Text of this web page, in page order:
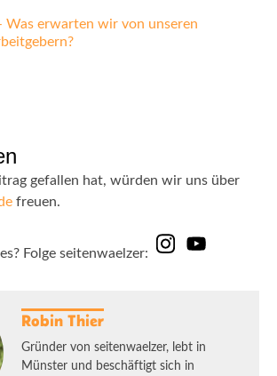
Was erwarten wir von unseren
gefallen hat, würden wir uns über
freuen.
Folge seitenwaelzer:
Robin Thier
Gründer von seitenwaelzer, lebt in
Münster und beschäftigt sich in